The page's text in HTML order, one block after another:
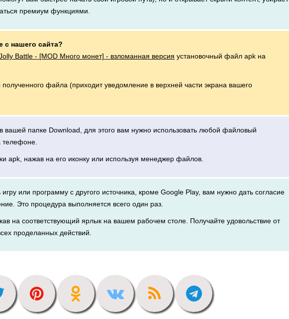
премиум функциями.
с нашего сайта?
Battle - [MOD Много монет] - взломанная версия установочный файл apk на
полученного файла (приходит уведомление в верхней части экрана вашего
вашей папке Download, для этого вам нужно использовать любой файловый
apk, нажав на его иконку или используя менеджер файлов.
игру или программу с другого источника, кроме Google Play, вам нужно дать согласие
Это процедура выполняется всего один раз.
на соответствующий ярлык на вашем рабочем столе. Получайте удовольствие от
проделанных действий.